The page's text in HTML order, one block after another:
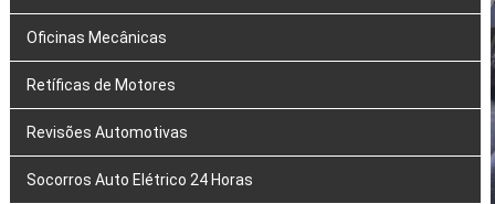
Oficinas Mecânicas
Retíficas de Motores
Revisões Automotivas
Socorros Auto Elétrico 24 Horas